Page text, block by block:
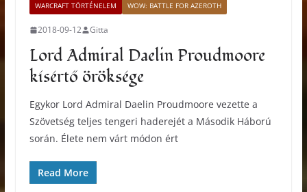
WARCRAFT TÖRTÉNELEM WOW: BATTLE FOR AZEROTH
2018-09-12 Gitta
Lord Admiral Daelin Proudmoore
kísértő öröksége
Egykor Lord Admiral Daelin Proudmoore vezette a
Szövetség teljes tengeri haderejét a Második Háború
során. Élete nem várt módon ért
Read More